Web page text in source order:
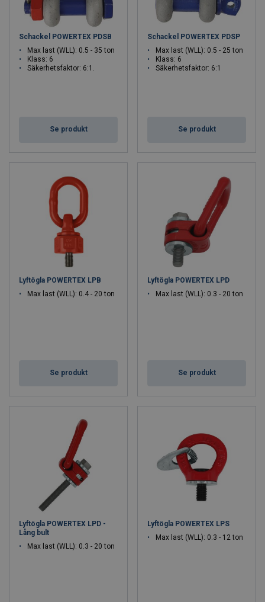
Schackel POWERTEX PDSB
Max last (WLL): 0.5 - 35 ton
Klass: 6
Säkerhetsfaktor: 6:1.
Se produkt
Schackel POWERTEX PDSP
Max last (WLL): 0.5 - 25 ton
Klass: 6
Säkerhetsfaktor: 6:1
Se produkt
Lyftögla POWERTEX LPB
Max last (WLL): 0.4 - 20 ton
Se produkt
Lyftögla POWERTEX LPD
Max last (WLL): 0.3 - 20 ton
Se produkt
Lyftögla POWERTEX LPD -
Lång bult
Max last (WLL): 0.3 - 20 ton
Lyftögla POWERTEX LPS
Max last (WLL): 0.3 - 12 ton